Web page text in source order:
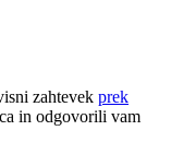
zahtevek prek
in odgovorili vam